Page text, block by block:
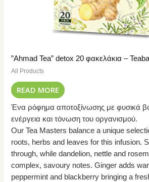
”Ahmad Tea” detox 20 φακελάκια –
All Products
READ MORE
Ένα ρόφημα αποτοξίνωσης με φυσικά
ενέργεια και τόνωση του οργανισμού.
Our Tea Masters balance a unique
roots, herbs and leaves for this infusion.
through, while dandelion, nettle and
complex, savoury notes. Ginger adds
peppermint and blackberry bringing a